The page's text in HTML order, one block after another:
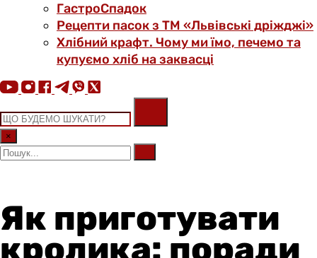
ГастроСпадок
Рецепти пасок з ТМ «Львівські дріжджі»
Хлібний крафт. Чому ми їмо, печемо та
купуємо хліб на заквасці
×
Як приготувати
кролика: поради